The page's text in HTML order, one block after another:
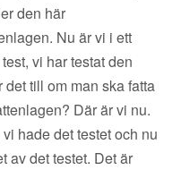
den här
Nu är vi i ett
vi har testat den
till om man ska fatta
Där är vi nu.
hade det testet och nu
av det testet. Det är